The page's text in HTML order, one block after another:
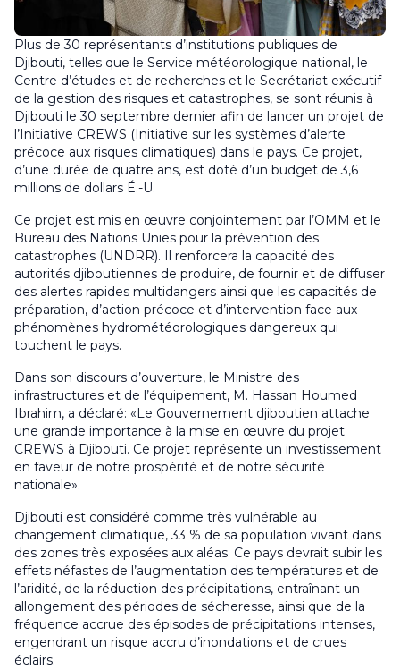
Plus de 30 représentants d’institutions publiques de
Djibouti, telles que le Service météorologique national, le
Centre d’études et de recherches et le Secrétariat exécutif
de la gestion des risques et catastrophes, se sont réunis à
Djibouti le 30 septembre dernier afin de lancer un projet de
l’Initiative CREWS (Initiative sur les systèmes d’alerte
précoce aux risques climatiques) dans le pays. Ce projet,
d’une durée de quatre ans, est doté d’un budget de 3,6
millions de dollars É.-U.
Ce projet est mis en œuvre conjointement par l’OMM et le
Bureau des Nations Unies pour la prévention des
catastrophes (UNDRR). Il renforcera la capacité des
autorités djiboutiennes de produire, de fournir et de diffuser
des alertes rapides multidangers ainsi que les capacités de
préparation, d’action précoce et d’intervention face aux
phénomènes hydrométéorologiques dangereux qui
touchent le pays.
Dans son discours d’ouverture, le Ministre des
infrastructures et de l’équipement, M. Hassan Houmed
Ibrahim, a déclaré: «Le Gouvernement djiboutien attache
une grande importance à la mise en œuvre du projet
CREWS à Djibouti. Ce projet représente un investissement
en faveur de notre prospérité et de notre sécurité
nationale».
Djibouti est considéré comme très vulnérable au
changement climatique, 33 % de sa population vivant dans
des zones très exposées aux aléas. Ce pays devrait subir les
effets néfastes de l’augmentation des températures et de
l’aridité, de la réduction des précipitations, entraînant un
allongement des périodes de sécheresse, ainsi que de la
fréquence accrue des épisodes de précipitations intenses,
engendrant un risque accru d’inondations et de crues
éclairs.